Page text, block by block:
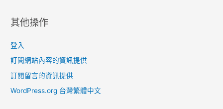
其他操作
登入
訂閱網站內容的資訊提供
訂閱留言的資訊提供
WordPress.org 台灣繁體中文